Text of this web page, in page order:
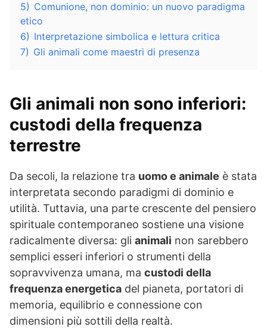
5) Comunione, non dominio: un nuovo paradigma
etico
6) Interpretazione simbolica e lettura critica
7) Gli animali come maestri di presenza
Gli animali non sono inferiori:
custodi della frequenza
terrestre
Da secoli, la relazione tra uomo e animale è stata
interpretata secondo paradigmi di dominio e
utilità. Tuttavia, una parte crescente del pensiero
spirituale contemporaneo sostiene una visione
radicalmente diversa: gli animali non sarebbero
semplici esseri inferiori o strumenti della
sopravvivenza umana, ma custodi della
frequenza energetica del pianeta, portatori di
memoria, equilibrio e connessione con
dimensioni più sottili della realtà.